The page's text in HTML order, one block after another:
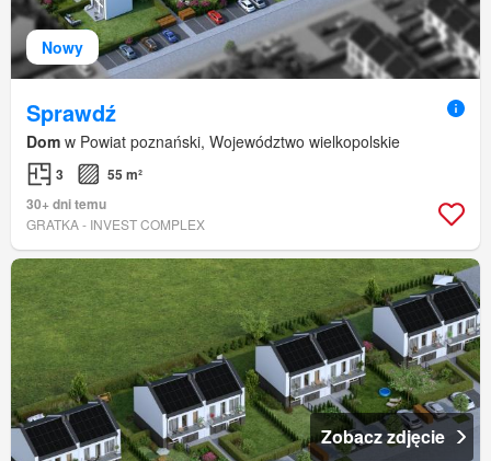
Nowy
Sprawdź
Dom w Powiat poznański, Województwo wielkopolskie
3
55 m²
30+ dni temu
GRATKA - INVEST COMPLEX
Zobacz zdjęcie